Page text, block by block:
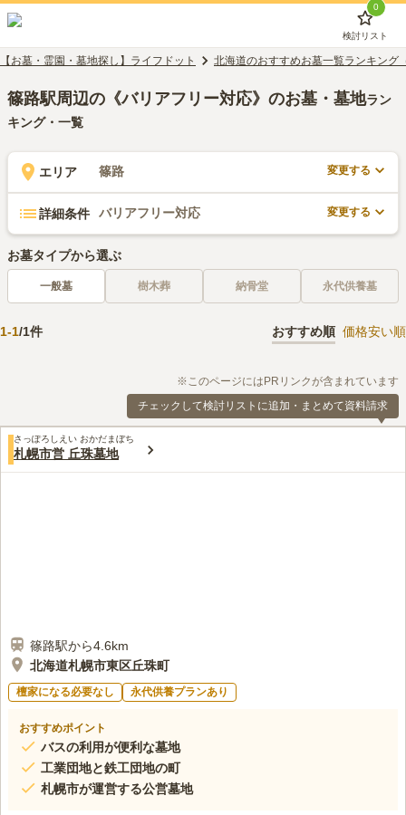
0
検討リスト
【お墓・霊園・墓地探し】ライフドット 北海道のおすすめお墓一覧ランキング
篠路駅周辺の《バリアフリー対応》のお墓・墓地ラン
キング・一覧
エリア 篠路 変更する
詳細条件 バリアフリー対応 変更する
お墓タイプから選ぶ
一般墓 樹木葬 納骨堂 永代供養墓
1-1/1件 おすすめ順 価格安い順
※このページにはPRリンクが含まれています
チェックして検討リストに追加・まとめて資料請求
さっぽろしえい おかだまぼち
札幌市営 丘珠墓地
篠路駅から4.6km
北海道札幌市東区丘珠町
檀家になる必要なし 永代供養プランあり
おすすめポイント
バスの利用が便利な墓地
工業団地と鉄工団地の町
札幌市が運営する公営墓地